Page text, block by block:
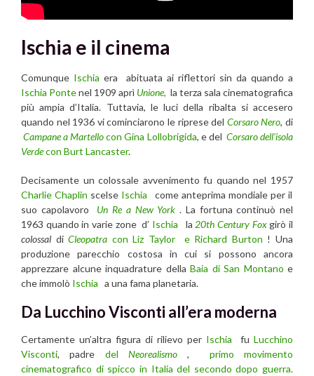
Ischia e il cinema
Comunque Ischia era abituata ai riflettori sin da quando a
Ischia Pontenel 1909 aprì Unione, la terza sala cinematografica
più ampia d’Italia. Tuttavia, le luci della ribalta si accesero
quando nel 1936 vi cominciarono le riprese del Corsaro Nero, di
Campane a Martellocon Gina Lollobrigida, e del Corsaro dell’isola
Verdecon Burt Lancaster.
Decisamente un colossale avvenimento fu quando nel 1957
Charlie Chaplin scelse Ischia come anteprima mondiale per il
suo capolavoro Un Re a New York . La fortuna continuò nel
1963 quando in varie zone d’ Ischia la 20th Century Foxgirò il
colossal diCleopatra con Liz Taylor e Richard Burton ! Una
produzione parecchio costosa in cui si possono ancora
apprezzare alcune inquadrature della Baia di San Montano e
che immolò Ischia a una fama planetaria.
Da Lucchino Visconti all’era moderna
Certamente un’altra figura di rilievo per Ischia fu Lucchino
Visconti, padre del Neorealismo ,
primo movimento
cinematografico di spicco in Italia del secondo dopo guerra.